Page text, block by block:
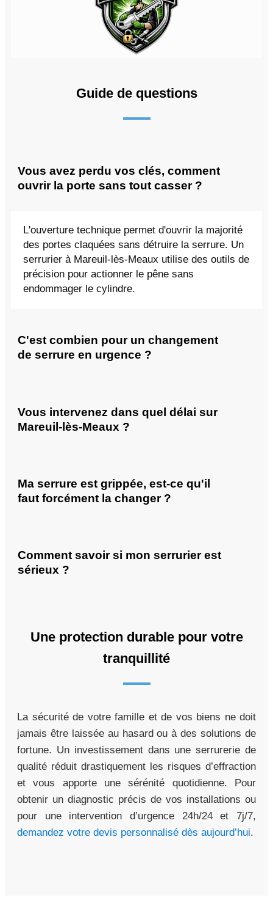
Guide de questions
Vous avez perdu vos clés, comment
ouvrir la porte sans tout casser ?
L'ouverture technique permet d'ouvrir la majorité
des portes claquées sans détruire la serrure. Un
serrurier à Mareuil-lès-Meaux utilise des outils de
précision pour actionner le pêne sans
endommager le cylindre.
C'est combien pour un changement
de serrure en urgence ?
Vous intervenez dans quel délai sur
Mareuil-lès-Meaux ?
Ma serrure est grippée, est-ce qu'il
faut forcément la changer ?
Comment savoir si mon serrurier est
sérieux ?
Une protection durable pour votre
tranquillité
La sécurité de votre famille et de vos biens ne doit
jamais être laissée au hasard ou à des solutions de
fortune. Un investissement dans une serrurerie de
qualité réduit drastiquement les risques d’effraction
et vous apporte une sérénité quotidienne. Pour
obtenir un diagnostic précis de vos installations ou
pour une intervention d’urgence 24h/24 et 7j/7,
demandez votre devis personnalisé dès aujourd’hui.